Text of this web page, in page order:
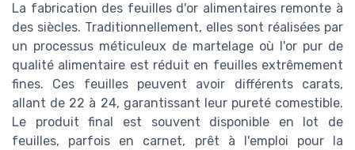
La fabrication des feuilles d'or alimentaires remonte à
des siècles. Traditionnellement, elles sont réalisées par
un processus méticuleux de martelage où l'or pur de
qualité alimentaire est réduit en feuilles extrêmement
fines. Ces feuilles peuvent avoir différents carats,
allant de 22 à 24, garantissant leur pureté comestible.
Le produit final est souvent disponible en lot de
feuilles, parfois en carnet, prêt à l'emploi pour la